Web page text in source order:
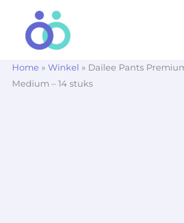
Home » Winkel » Dailee Pants
Medium – 14 stuks